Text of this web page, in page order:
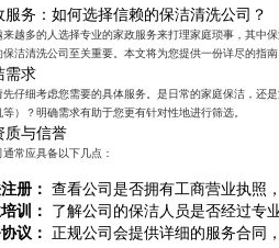
务：如何选择信赖的保洁清洗公司？
越多的人选择专业的家政服务来打理家庭琐事，其中
洁清洗公司至关重要。本文将为您提供一份详尽的指
需求
仔细考虑您需要的具体服务。是日常的家庭保洁，还
）？明确需求有助于您更有针对性地进行筛选。
质与信誉
常应具备以下几点：
册： 查看公司是否拥有工商营业执照
训： 了解公司的保洁人员是否经过专
议： 正规公司会提供详细的服务合同